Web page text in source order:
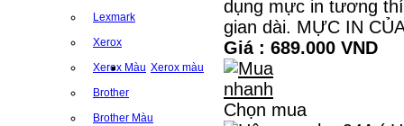
Lexmark
Xerox
Xerox Màu Xerox màu
Brother
Brother Màu
dụng mực in tương
gian dài. MỰC IN
Giá : 689.000 VND
Chọn mua